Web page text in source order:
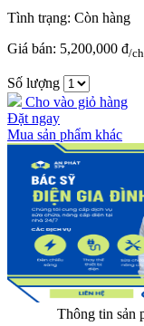
Tình trạng: Còn hàng
Giá bán: 5,200,000 đ/
Số lượng
Cho vào giỏ hàng
Đặt ngay
Mua sản phẩm khác
Thông tin sản